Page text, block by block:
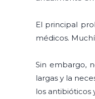
El principal
médicos.
Sin embargo,
largas y la
los antibióticos